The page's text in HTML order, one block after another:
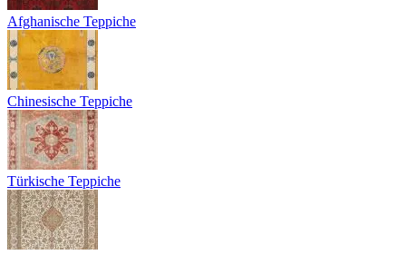
Afghanische Teppiche
Chinesische Teppiche
Türkische Teppiche